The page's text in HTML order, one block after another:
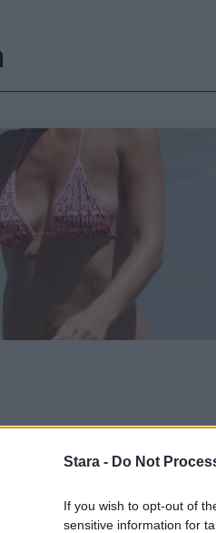
Stara - Do Not
If you wish to opt-out of
sensitive information for
kurvit
paparazzi iski